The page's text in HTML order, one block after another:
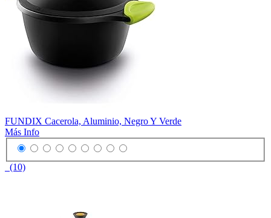
FUNDIX Cacerola, Aluminio, Negro Y Verde
Más Info
(10)